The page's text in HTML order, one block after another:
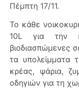
Πέμπτη 17/11.
Το κάθε
10L για την
βιοδιασπώμενες
τα υπολείμματα
κρέας, ψάρια,
οδηγιών για τη